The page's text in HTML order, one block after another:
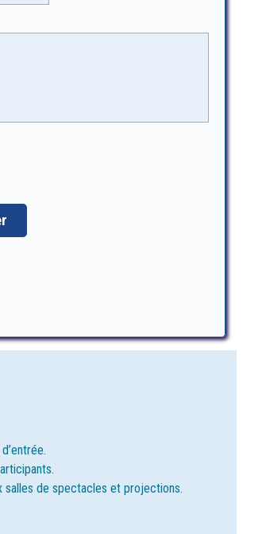
salles de spectacles et projections.